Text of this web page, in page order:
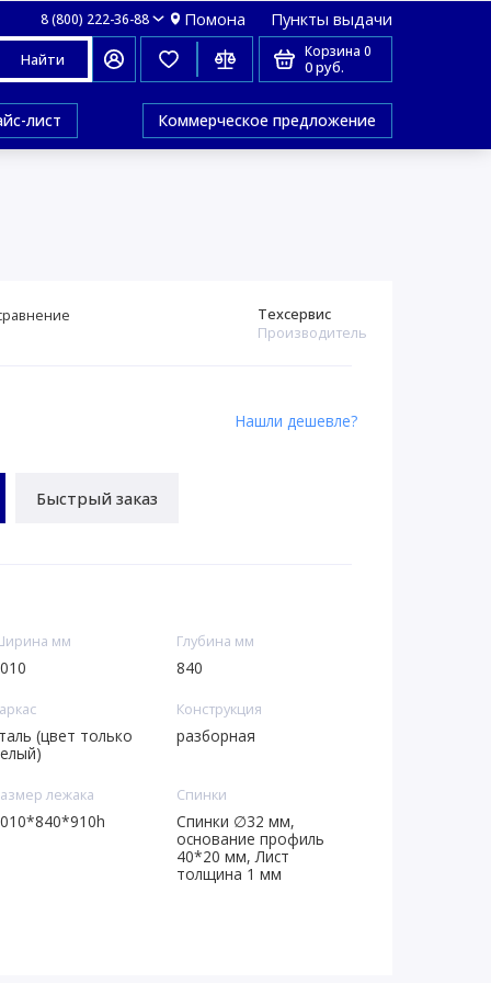
8 (800) 222-36-88 Помона Пункты выдачи
Найти Корзина 0
0 руб.
лист Коммерческое предложение
Техсервис
Производитель
Быстрый заказ
Нашли дешевле?
мм Глубина мм
840
(цвет только
Конструкция
разборная
лежака Спинки
Спинки ∅32 мм,
основание профиль
40*20 мм, Лист
толщина 1 мм